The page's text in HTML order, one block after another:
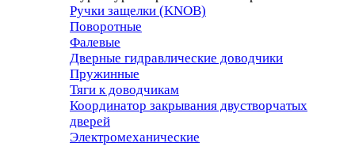
Ручки защелки (KNOB)
Поворотные
Фалевые
Дверные гидравлические доводчики
Пружинные
Тяги к доводчикам
Координатор закрывания двустворчатых
дверей
Электромеханические